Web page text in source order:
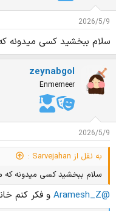
2026/5/9
سلام ببخشید کسی میدونه که
zeynabgol
Enmemeer
2026/5/9
به نقل از Sarvejahan :
سلام ببخشید کسی میدونه که
@Aramesh_Z و فکر کنم